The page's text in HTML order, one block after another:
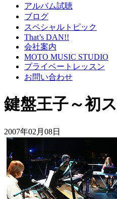
アルバム試聴
ブログ
スペシャルトピック
That’s DAN!!
会社案内
MOTO MUSIC STUDIO
プライベートレッスン
お問い合わせ
鍵盤王子～初
2007年02月08日